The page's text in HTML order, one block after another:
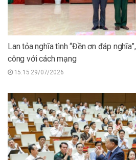
Lan tỏa nghĩa tình “Đền ơn đáp
công với cách mạng
15:15 29/07/2026